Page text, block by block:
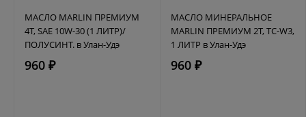
МАСЛО MARLIN ПРЕМИУМ
4Т, SAE 10W-30 (1 ЛИТР)/
ПОЛУСИНТ. в Улан-Удэ
960 ₽
МАСЛО МИНЕРАЛЬНОЕ
MARLIN ПРЕМИУМ 2Т, TC-W3,
1 ЛИТР в Улан-Удэ
960 ₽